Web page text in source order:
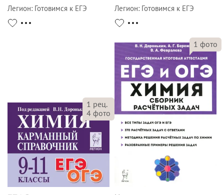
Легион: Готовимся к ЕГЭ
Легион: Готовимся к ЕГЭ
1 рец.
4 фото
1 фото